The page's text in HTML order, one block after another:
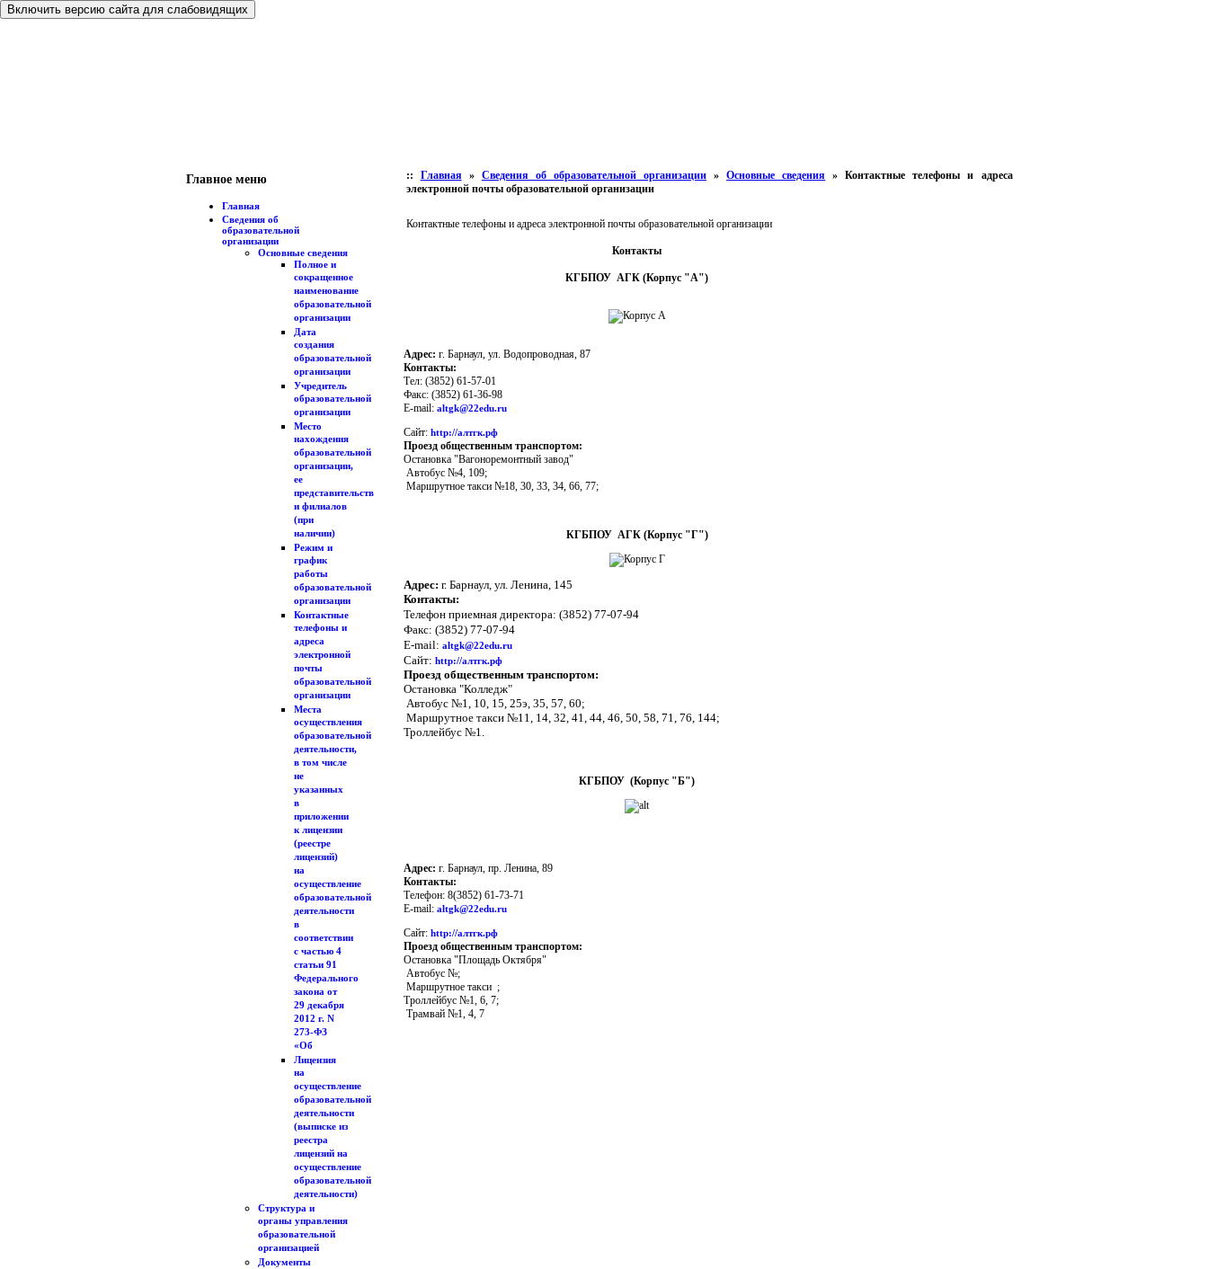
Включить версию сайта для слабовидящих
Главное меню
Главная
Сведения об
образовательной
организации
Основные сведения
Полное и
сокращенное
наименование
образовательной
организации
Дата
создания
образовательной
организации
Учредитель
образовательной
организации
Место
нахождения
образовательной
организации,
ее
представительств
и филиалов
(при
наличии)
Режим и
график
работы
образовательной
организации
Контактные
телефоны и
адреса
электронной
почты
образовательной
организации
Места
осуществления
образовательной
деятельности,
в том числе
не
указанных
в
приложении
к лицензии
(реестре
лицензий)
на
осуществление
образовательной
деятельности
в
соответствии
с частью 4
статьи 91
Федерального
закона от
29 декабря
2012 г. N
273-ФЗ
«Об
Лицензия
на
осуществление
образовательной
деятельности
(выписке из
реестра
лицензий на
осуществление
образовательной
деятельности)
Структура и
органы управления
образовательной
организацией
Документы
:: Главная » Сведения об образовательной организации»Основные сведения »Контактные телефоны и адреса
электронной почты образовательной организации
Контактные телефоны и адреса электронной почты образовательной организации
Контакты
КГБПОУ АГК (Корпус "А")
Адрес: г. Барнаул, ул. Водопроводная, 87
Контакты:
Тел: (3852) 61-57-01
Факс: (3852) 61-36-98
E-mail: altgk@22edu.ru
Сайт: http://алтгк.рф
Проезд общественным транспортом:
Остановка "Вагоноремонтный завод"
Автобус №4, 109;
Маршрутное такси №18, 30, 33, 34, 66, 77;
КГБПОУ АГК (Корпус "Г")
Адрес: г. Барнаул, ул. Ленина, 145
Контакты:
Телефон приемная директора: (3852) 77-07-94
Факс: (3852) 77-07-94
E-mail: altgk@22edu.ru
Сайт: http://алтгк.рф
Проезд общественным транспортом:
Остановка "Колледж"
Автобус №1, 10, 15, 25э, 35, 57, 60;
Маршрутное такси №11, 14, 32, 41, 44, 46, 50, 58, 71, 76, 144;
Троллейбус №1.
КГБПОУ (Корпус "Б")
Адрес: г. Барнаул, пр. Ленина, 89
Контакты:
Телефон: 8(3852) 61-73-71
E-mail: altgk@22edu.ru
Сайт: http://алтгк.рф
Проезд общественным транспортом:
Остановка "Площадь Октября"
Автобус №;
Маршрутное такси ;
Троллейбус №1, 6, 7;
Трамвай №1, 4, 7